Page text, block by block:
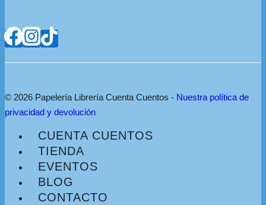
© 2026 Papelería Librería Cuenta Cuentos - Nuestra política de
privacidad y devolución
CUENTA CUENTOS
TIENDA
EVENTOS
BLOG
CONTACTO